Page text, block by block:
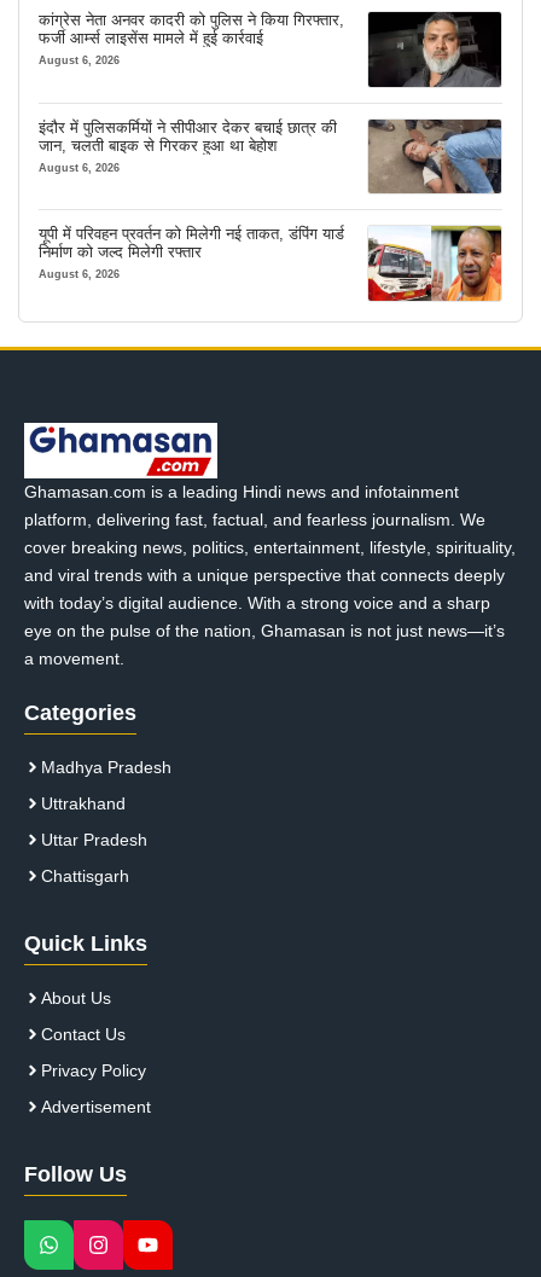
कांग्रेस नेता अनवर कादरी को पुलिस ने किया गिरफ्तार,
फर्जी आर्म्स लाइसेंस मामले में हुई कार्रवाई
August 6, 2026
इंदौर में पुलिसकर्मियों ने सीपीआर देकर बचाई छात्र की
जान, चलती बाइक से गिरकर हुआ था बेहोश
August 6, 2026
यूपी में परिवहन प्रवर्तन को मिलेगी नई ताकत, डंपिंग यार्ड
निर्माण को जल्द मिलेगी रफ्तार
August 6, 2026
Ghamasan.com is a leading Hindi news and infotainment
platform, delivering fast, factual, and fearless journalism. We
cover breaking news, politics, entertainment, lifestyle, spirituality,
and viral trends with a unique perspective that connects deeply
with today’s digital audience. With a strong voice and a sharp
eye on the pulse of the nation, Ghamasan is not just news—it’s
a movement.
Categories
Madhya Pradesh
Uttrakhand
Uttar Pradesh
Chattisgarh
Quick Links
About Us
Contact Us
Privacy Policy
Advertisement
Follow Us